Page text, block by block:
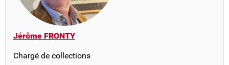
Jérôme FRONTY
Chargé de collections